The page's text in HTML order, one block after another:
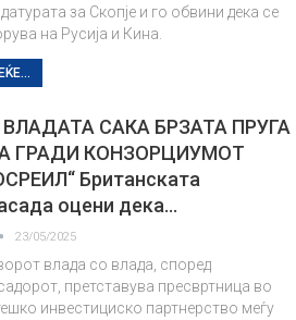
за Скопје и го обвини дека се
на Русија и Кина.
САКА БРЗАТА ПРУГА
ГРАДИ КОНЗОРЦИУМОТ
Британската
оцени дека…
23/05/2025
влада со влада, според
претставува пресвртница во
инвестициско партнерство меѓу